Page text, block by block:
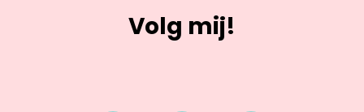
Volg mij!